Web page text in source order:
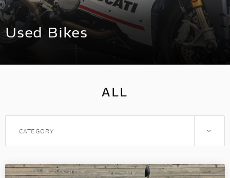
スタッフ
お問合せ
Used Bikes
ALL
CATEGORY